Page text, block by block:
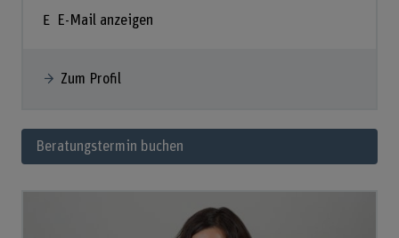
E-Mail anzeigen
Zum Profil
Beratungstermin buchen